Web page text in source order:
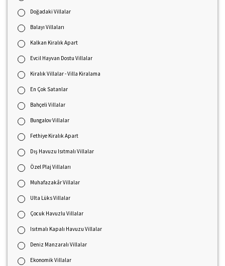
Doğadaki Villalar
Balayı Villaları
Kalkan Kiralık Apart
Evcil Hayvan Dostu Villalar
Kiralık Villalar - Villa Kiralama
En Çok Satanlar
Bahçeli Villalar
Bungalov Villalar
Fethiye Kiralık Apart
Dış Havuzu Isıtmalı Villalar
Özel Plaj Villaları
Muhafazakâr Villalar
Ulta Lüks Villalar
Çocuk Havuzlu Villalar
Isıtmalı Kapalı Havuzu Villalar
Deniz Manzaralı Villalar
Ekonomik Villalar